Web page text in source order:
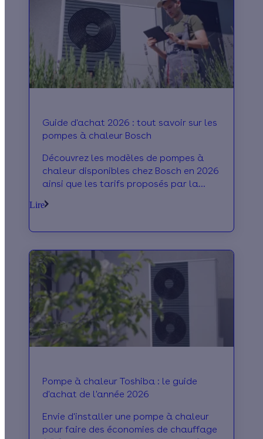
Guide d'achat 2026 : tout savoir sur les
pompes à chaleur Bosch
Découvrez les modèles de pompes à
chaleur disponibles chez Bosch en 2026
ainsi que les tarifs proposés par la
sujet !
Lire
Pompe à chaleur Toshiba : le guide
d'achat de l'année 2026
Envie d'installer une pompe à chaleur
pour faire des économies de chauffage